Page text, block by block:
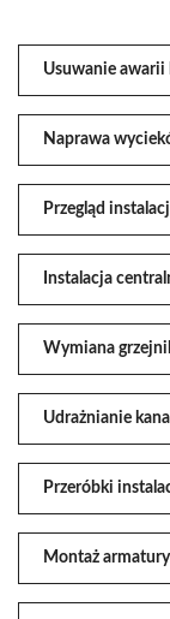
Usuwanie
Naprawa
Przegląd
Instalacja
Wymiana
Udrażnianie
Przeróbki
Montaż